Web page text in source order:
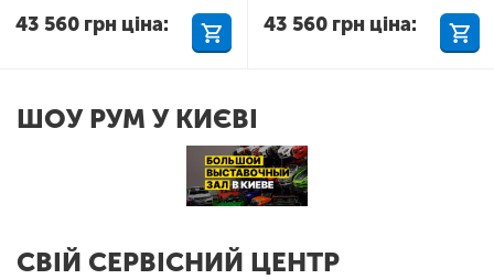
43 560 грн ціна: 43 560 грн ціна:
ШОУ РУМ У КИЄВІ
СВІЙ СЕРВІСНИЙ ЦЕНТР